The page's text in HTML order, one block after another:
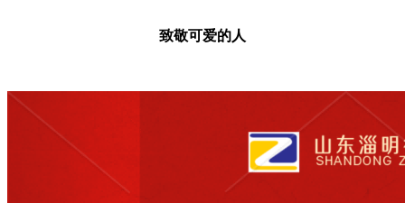
致敬可爱的人